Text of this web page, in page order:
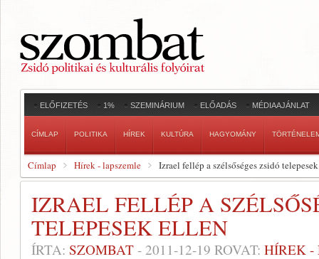
ELŐFIZETÉS 1% SZEMINÁRIUM ELŐADÁS MÉDIAAJÁNLAT
CÍMLAP POLITIKA HÍREK KULTÚRA HAGYOMÁNY
Címlap Hírek - lapszemle Izrael fellép a szélsőséges zsidó
IZRAEL FELLÉP A
TELEPESEK ELLEN
ÍRTA: SZOMBAT - 2011-12-19 ROVAT: HÍREK -